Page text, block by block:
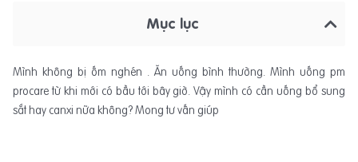
Mục lục
Mình không bị ốm nghén . Ăn uống bình thường. Mình uống pm
procare từ khi mới có bầu tới bây giờ. Vậy mình có cần uống bổ sung
sắt hay canxi nữa không? Mong tư vấn giúp